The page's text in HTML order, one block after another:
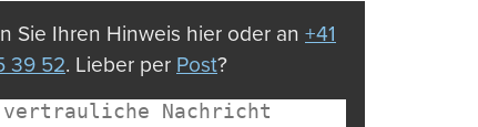
Sie Ihren Hinweis hier oder an +41
39 52. Lieber per Post?